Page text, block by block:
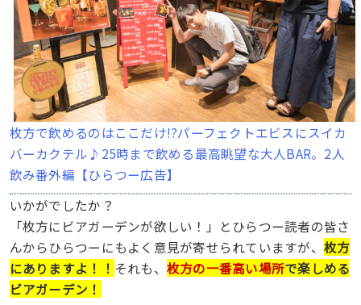
枚方で飲めるのはここだけ!?パーフェクトエビスにスイカ
バーカクテル♪25時まで飲める最高眺望な大人BAR。2人
飲み番外編【ひらつー広告】
いかがでしたか？
「枚方にビアガーデンが欲しい！」とひらつー読者の皆さ
んからひらつーにもよく意見が寄せられていますが、 枚方
にありますよ！！ それも、 枚方の一番高い場所で楽しめる
ビアガーデン！